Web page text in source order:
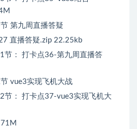
第九周直播答疑
直播答疑.zip 22.25kb
节： 打卡点36-第九周直播答
vue3实现飞机大战
节： 打卡点37-vue3实现飞机大